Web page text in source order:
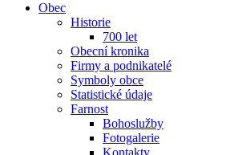
Obec
Historie
700 let
Obecní kronika
Firmy a podnikatelé
Symboly obce
Statistické údaje
Farnost
Bohoslužby
Fotogalerie
Kontakty